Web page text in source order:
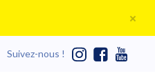
Suivez-nous !